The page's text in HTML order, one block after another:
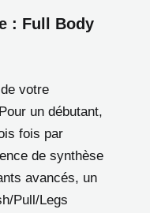
: Full Body
votre
un débutant,
fois par
de synthèse
avancés, un
Pull/Legs